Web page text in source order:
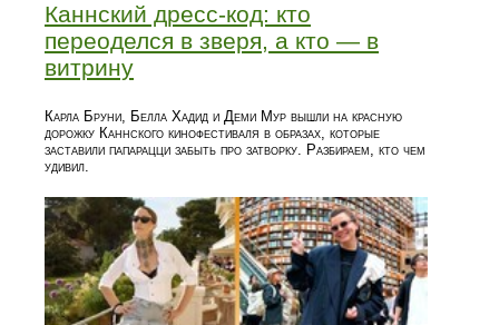
Каннский дресс-код: кто
переоделся в зверя, а кто — в
витрину
Карла Бруни, Белла Хадид и Деми Мур вышли на красную
дорожку Каннского кинофестиваля в образах, которые
заставили папарацци забыть про затворку. Разбираем, кто чем
удивил.